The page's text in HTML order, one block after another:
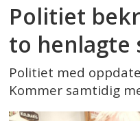
Politiet
to henlagte
Politiet med
Kommer samtidig